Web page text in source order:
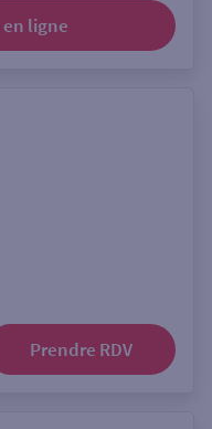
en ligne
Prendre RDV